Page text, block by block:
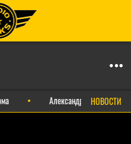
НОВОСТИ
Александр Пушной